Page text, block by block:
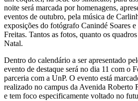
noite será marcada por homenagens,
eventos de outubro, pela música de
exposições do fotógrafo Canindé Soares
Freitas. Tantos as fotos, quanto os
Natal.
Dentro do calendário a ser apresentado
evento de destaque será no dia 11 com o
parceria com a UnP. O evento está
realizado no campus da Avenida Roberto
e tem foco especificamente voltado no